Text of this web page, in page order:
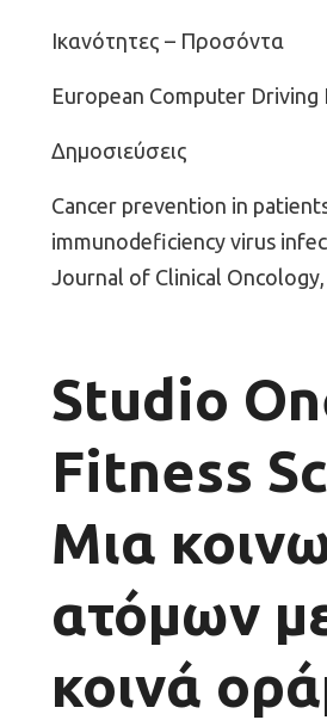
Ικανότητες – Προσόντα
European Computer Driving
Δημοσιεύσεις
Cancer prevention in
immunodeficiency virus
Journal of Clinical
Studio
Fitness
Μια
ατόμων
κοινά